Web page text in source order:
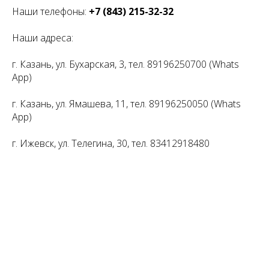
Наши телефоны: +7 (843) 215-32-32
Наши адреса:
г. Казань, ул. Бухарская, 3, тел. 89196250700 (Whats
App)
г. Казань, ул. Ямашева, 11, тел. 89196250050 (Whats
App)
г. Ижевск, ул. Телегина, 30, тел. 83412918480